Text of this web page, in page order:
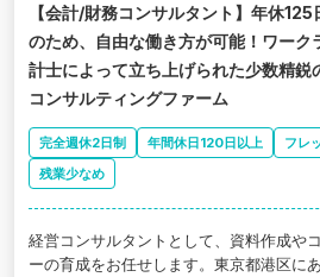
【会計/財務コンサルタント】年休
のため、自由な働き方が可能！ワー
計士によって立ち上げられた少数精鋭
コンサルティングファーム
完全週休2日制 年間休日120日以上 フレ
残業少なめ
経営コンサルタントとして、資料作成や
ーの育成をお任せします。東京都港区に